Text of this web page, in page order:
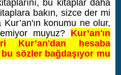
bu kitaplar daha
bakın, sizce der mi
konumu ne olur,
muyuz? Kur’an'ın
Kur’an'dan hesaba
sözler bağdaşıyor mu